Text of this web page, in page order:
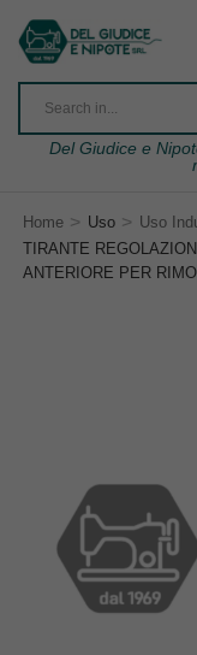
Del Giudice e
Home > Uso > Uso
TIRANTE
ANTERIORE PER